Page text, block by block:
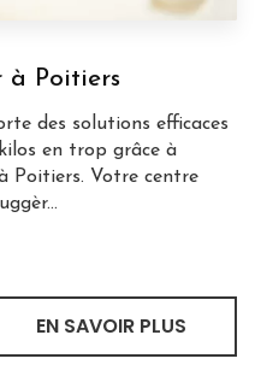
à Poitiers
des solutions efficaces
en trop grâce à
Poitiers. Votre centre
EN SAVOIR PLUS